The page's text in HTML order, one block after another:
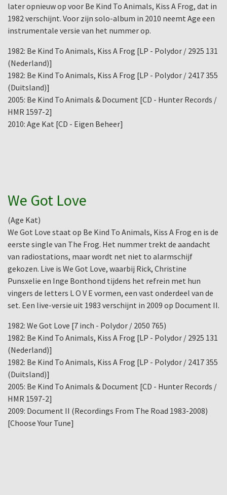
later opnieuw op voor Be Kind To Animals, Kiss A Frog, dat in
1982 verschijnt. Voor zijn solo-album in 2010 neemt Age een
instrumentale versie van het nummer op.
1982: Be Kind To Animals, Kiss A Frog [LP - Polydor / 2925 131
(Nederland)]
1982: Be Kind To Animals, Kiss A Frog [LP - Polydor / 2417 355
(Duitsland)]
2005: Be Kind To Animals & Document [CD - Hunter Records /
HMR 1597-2]
2010: Age Kat [CD - Eigen Beheer]
We Got Love
(Age Kat)
We Got Love staat op Be Kind To Animals, Kiss A Frog en is de
eerste single van The Frog. Het nummer trekt de aandacht
van radiostations, maar wordt net niet to alarmschijf
gekozen. Live is We Got Love, waarbij Rick, Christine
Punsxelie en Inge Bonthond tijdens het refrein met hun
vingers de letters L O V E vormen, een vast onderdeel van de
set. Een live-versie uit 1983 verschijnt in 2009 op Document II.
1982: We Got Love [7 inch - Polydor / 2050 765)
1982: Be Kind To Animals, Kiss A Frog [LP - Polydor / 2925 131
(Nederland)]
1982: Be Kind To Animals, Kiss A Frog [LP - Polydor / 2417 355
(Duitsland)]
2005: Be Kind To Animals & Document [CD - Hunter Records /
HMR 1597-2]
2009: Document II (Recordings From The Road 1983-2008)
[Choose Your Tune]